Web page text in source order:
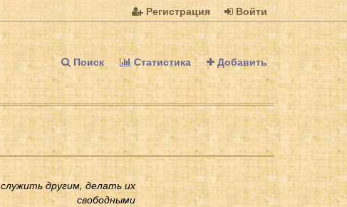
Регистрация Войти
Поиск Статистика Добавить
служить другим, делать их
свободными